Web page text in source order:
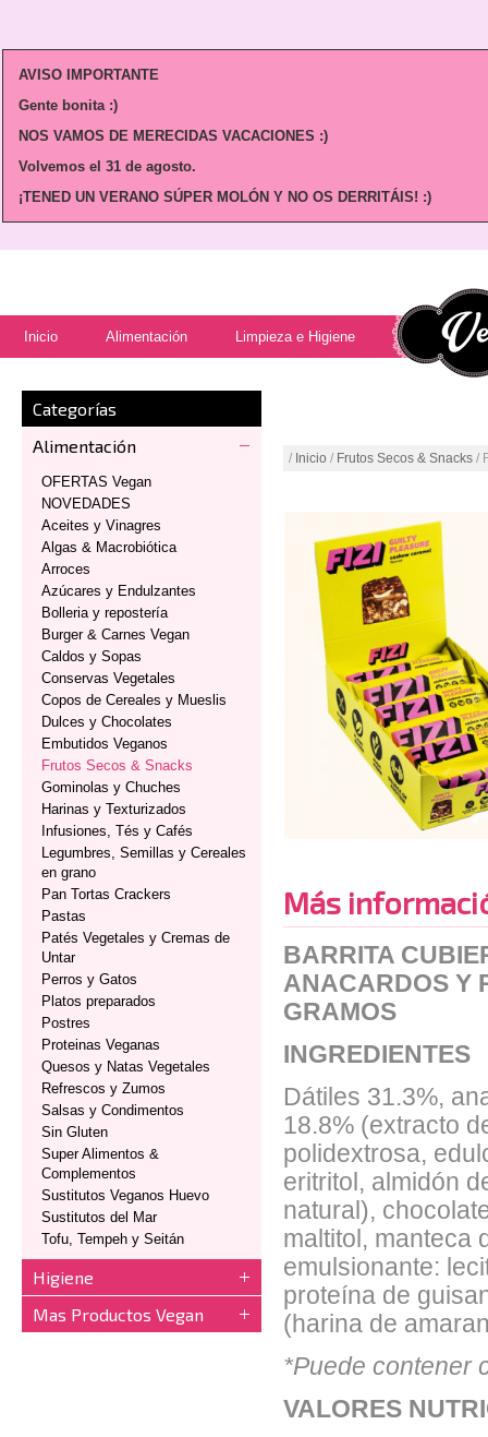
AVISO IMPORTANTE
Gente bonita :)
NOS VAMOS DE MERECIDAS VACACIONES :)
Volvemos el 31 de agosto.
¡TENED UN VERANO SÚPER MOLÓN Y NO OS DERRITÁIS! :)
Inicio Alimentación Limpieza e Higiene
Categorías
Alimentación
OFERTAS Vegan
NOVEDADES
Aceites y Vinagres
Algas & Macrobiótica
Arroces
Azúcares y Endulzantes
Bolleria y repostería
Burger & Carnes Vegan
Caldos y Sopas
Conservas Vegetales
Copos de Cereales y Mueslis
Dulces y Chocolates
Embutidos Veganos
Frutos Secos & Snacks
Gominolas y Chuches
Harinas y Texturizados
Infusiones, Tés y Cafés
Legumbres, Semillas y Cereales
en grano
Pan Tortas Crackers
Pastas
Patés Vegetales y Cremas de
Untar
Perros y Gatos
Platos preparados
Postres
Proteinas Veganas
Quesos y Natas Vegetales
Refrescos y Zumos
Salsas y Condimentos
Sin Gluten
Super Alimentos &
Complementos
Sustitutos Veganos Huevo
Sustitutos del Mar
Tofu, Tempeh y Seitán
Higiene
Mas Productos Vegan
/ Inicio / Frutos Secos & Snacks /
Más
BARRITA
ANACARDOS Y
GRAMOS
INGREDIENTES
Dátiles 31.3%,
18.8% (extracto
polidextrosa,
eritritol, almidón
natural),
maltitol, manteca
emulsionante:
proteína de
(harina de
*Puede contener
VALORES